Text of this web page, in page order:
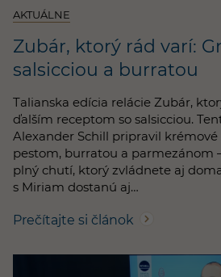
AKTUÁLNE
Zubár, ktorý rád varí:
salsicciou a burratou
Talianska edícia relácie Zubár,
ďalším receptom so salsicciou.
Alexander Schill pripravil krémové
pestom, burratou a parmezánom
plný chutí, ktorý zvládnete aj
s Miriam dostanú aj…
Prečítajte si článok